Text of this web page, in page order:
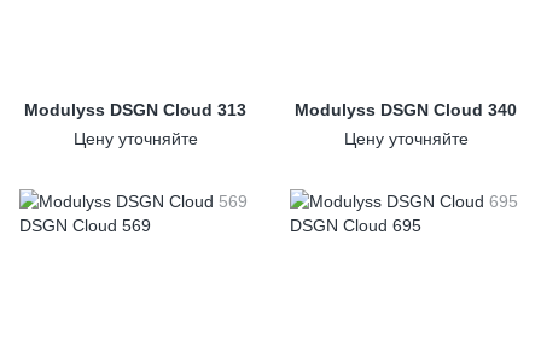
Modulyss DSGN Cloud 313
Цену уточняйте
Modulyss DSGN Cloud 340
Цену уточняйте